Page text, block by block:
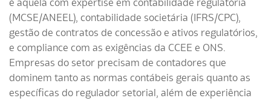
é aquela com expertise em contabilidade regulatória
(MCSE/ANEEL), contabilidade societária (IFRS/CPC),
gestão de contratos de concessão e ativos regulatórios,
e compliance com as exigências da CCEE e ONS.
Empresas do setor precisam de contadores que
dominem tanto as normas contábeis gerais quanto as
específicas do regulador setorial, além de experiência